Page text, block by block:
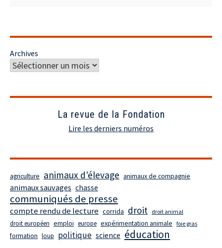
Archives
La revue de la Fondation
Lire les derniers numéros
agriculture animaux d'élevage animaux de compagnie
animaux sauvages chasse
communiqués de presse
compte rendu de lecture corrida droit droit animal
droit européen emploi europe expérimentation animale foie gras
formation loup politique science éducation